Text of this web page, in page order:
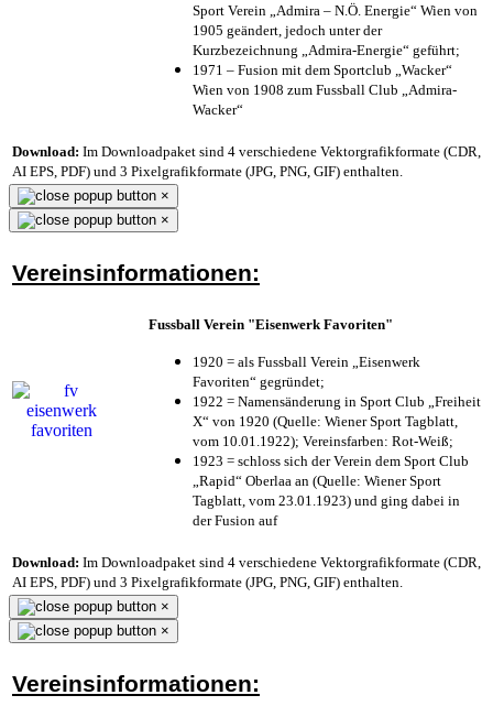
Sport Verein „Admira – N.Ö. Energie“ Wien von
1905 geändert, jedoch unter der
Kurzbezeichnung „Admira-Energie“ geführt;
1971 – Fusion mit dem Sportclub „Wacker“
Wien von 1908 zum Fussball Club „Admira-
Wacker“
Download: Im Downloadpaket sind 4 verschiedene Vektorgrafikformate (CDR,
AI EPS, PDF) und 3 Pixelgrafikformate (JPG, PNG, GIF) enthalten.
×
×
Vereinsinformationen:
Fussball Verein "Eisenwerk Favoriten"
1920 = als Fussball Verein „Eisenwerk
Favoriten“ gegründet;
1922 = Namensänderung in Sport Club „Freiheit
X“ von 1920 (Quelle: Wiener Sport Tagblatt,
vom 10.01.1922); Vereinsfarben: Rot-Weiß;
1923 = schloss sich der Verein dem Sport Club
„Rapid“ Oberlaa an (Quelle: Wiener Sport
Tagblatt, vom 23.01.1923) und ging dabei in
der Fusion auf
Download: Im Downloadpaket sind 4 verschiedene Vektorgrafikformate (CDR,
AI EPS, PDF) und 3 Pixelgrafikformate (JPG, PNG, GIF) enthalten.
×
×
Vereinsinformationen: